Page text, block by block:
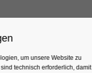
um unsere Website zu
technisch erforderlich, damit